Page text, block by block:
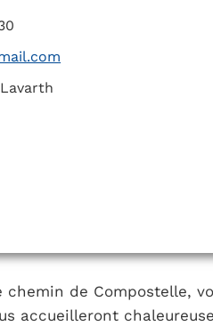
de Compostelle,
accueilleront